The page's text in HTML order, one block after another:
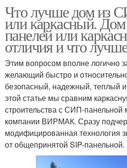
Что лучше дом из
или каркасный.
панелей или
отличия и что
Этим вопросом вполне логично
желающий быстро и
безопасный, надежный, теплый
этой статье мы сравним
строительства с СИП-
компании ВИРМАК. Сразу
модифицированная технология
от общепринятой SIP-панельной.